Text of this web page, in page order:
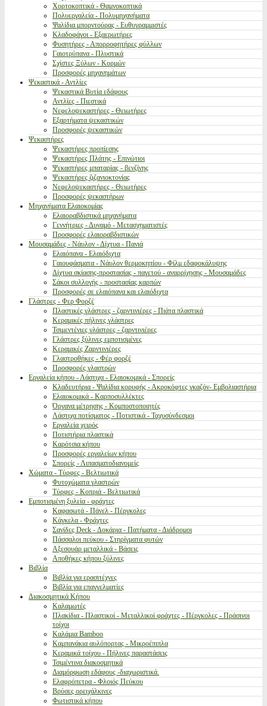
Χορτοκοπτικά - Θαμνοκοπτικά
Πολυεργαλεία - Πολυμηχανήματα
Ψαλίδια μπορντούρας - Ευθυγραμμιστές
Κλαδοφάγοι - Εξαερωτήρες
Φυσητήρες - Απορροφητήρες φύλλων
Γαιοτρύπανα - Πλυστικά
Σχίστες Ξύλων - Κορμών
Προσφορές μηχανημάτων
Ψεκαστικά - Αντλίες
Ψεκαστικά Βυτία εδάφους
Αντλίες - Πιεστικά
Νεφελοψεκαστήρες - Θειωτήρες
Εξαρτήματα ψεκαστικών
Προσφορές ψεκαστικών
Ψεκαστήρες
Ψεκαστήρες προπίεσης
Ψεκαστήρες Πλάτης - Επινώτιοι
Ψεκαστήρες μπαταρίας - βενζίνης
Ψεκαστήρες ζιζανιοκτονίας
Νεφελοψεκαστήρες - Θειωτήρες
Προσφορές ψεκαστήρων
Μηχανήματα Ελαιοκομίας
Ελαιοραβδιστικά μηχανήματα
Γεννήτριες - Δυναμό - Μετασχηματιστές
Προσφορές ελαιοραβδιστικών
Μουσαμάδες - Νάυλον - Δίχτυα - Πανιά
Ελαιόπανα - Ελαιόδιχτα
Γαιουφάσματα - Νάυλον θερμοκηπίου - Φίλμ εδαφοκάλυψης
Δίχτυα σκίασης-προστασίας - παγετού - αναρρίχησης - Μουσαμάδες
Σάκοι συλλογής - προστασίας καρπών
Προσφορές σε ελαιόπανα και ελαιόδιχτα
Γλάστρες - Φερ Φορζέ
Πλαστικές γλάστρες - ζαρντινιέρες - Πιάτα πλαστικά
Κεραμικές πήλινες γλάστρες
Τσιμεντένιες γλάστρες - ζαρντινιέρες
Γλάστρες ξύλινες εμποτισμένες
Κεραμικές Ζαρντινιέρες
Γλαστροθήκες - Φέρ φορζέ
Προσφορές γλαστρών
Εργαλεία κήπου - Λάστιχα - Ελαιοκομικά - Σπορείς
Κλαδευτήρια - Ψαλίδια κορυφής - Ακροκόφτες γκαζόν- Εμβολιαστήρια
Ελαιοκομικά - Καρποσυλλέκτες
Όργανα μέτρησης - Κομποστοποιητές
Λάστιχα ποτίσματος - Ποτιστικά - Ταχυσύνδεσμοι
Εργαλεία χειρός
Ποτιστήρια πλαστικά
Καρότσια κήπου
Προσφορές εργαλείων κήπου
Σπορείς - Λιπασματοδιανομείς
Χώματα - Τύρφες - Βελτιωτικά
Φυτοχώματα γλαστρών
Τύρφες - Κοπριά - Βελτιωτικά
Εμποτισμένη ξυλεία - φράχτες
Καφασωτά - Πάνελ - Πέργκολες
Κάγκελα - Φράχτες
Σανίδες Deck - Δοκάρια - Πατήματα - Διάδρομοι
Πάσσαλοι πεύκου - Στηρίγματα φυτών
Αξεσουάρ μεταλλικά - Βάσεις
Αποθήκες κήπου ξύλινες
Βιβλία
Βιβλία για ερασιτέχνες
Βιβλία για επαγγελματίες
Διακοσμητικά Κήπου
Καλαμωτές
Πλακίδια - Πλαστικοί - Μεταλλικοί φράχτες - Πέργκολες - Πράσινοι
τοίχοι
Καλάμια Bamboo
Καμπανάκια αυλόπορτας - Μικροέπιπλα
Κεραμικά τοίχου - Πήλινες παραστάσεις
Τσιμέντινα διακοσμητικά
Διαμόρφωση εδάφους -διαχωριστικά.
Ελαφρόπετρα - Φλοιός Πεύκου
Βρύσες ορειχάλκινες
Φωτιστικά κήπου